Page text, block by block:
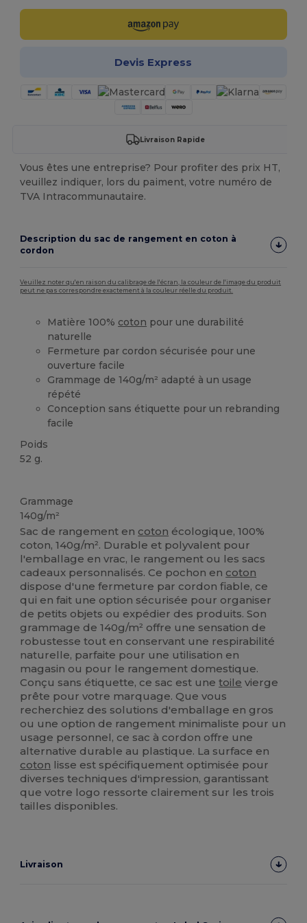
Devis Express
Livraison Rapide
Vous êtes une entreprise? Pour profiter des prix HT,
veuillez indiquer, lors du paiment, votre numéro de
TVA Intracommunautaire.
Description du sac de rangement en coton à
cordon
Veuillez noter qu'en raison du calibrage de l'écran, la couleur de l'image du produit
peut ne pas correspondre exactement à la couleur réelle du produit.
Matière 100% coton pour une durabilité
naturelle
Fermeture par cordon sécurisée pour une
ouverture facile
Grammage de 140g/m² adapté à un usage
répété
Conception sans étiquette pour un rebranding
facile
Poids
52 g.
Grammage
140g/m²
Sac de rangement en coton écologique, 100%
coton, 140g/m². Durable et polyvalent pour
l'emballage en vrac, le rangement ou les sacs
cadeaux personnalisés. Ce pochon en coton
dispose d'une fermeture par cordon fiable, ce
qui en fait une option sécurisée pour organiser
de petits objets ou expédier des produits. Son
grammage de 140g/m² offre une sensation de
robustesse tout en conservant une respirabilité
naturelle, parfaite pour une utilisation en
magasin ou pour le rangement domestique.
Conçu sans étiquette, ce sac est unetoile vierge
prête pour votre marquage. Que vous
recherchiez des solutions d'emballage en gros
ou une option de rangement minimaliste pour un
usage personnel, ce sac à cordon offre une
alternative durable au plastique. La surface en
coton lisse est spécifiquement optimisée pour
diverses techniques d'impression, garantissant
que votre logo ressorte clairement sur les trois
tailles disponibles.
Livraison